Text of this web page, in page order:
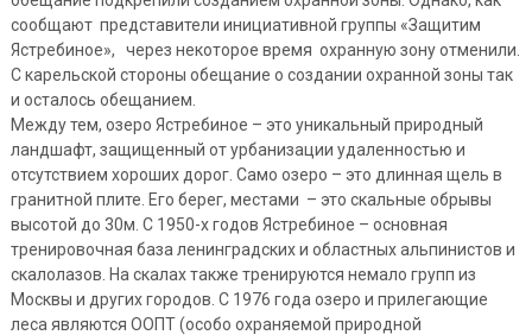
сообщают представители инициативной группы «Защитим
Ястребиное», через некоторое время охранную зону отменили.
С карельской стороны обещание о создании охранной зоны так
и осталось обещанием.
Между тем, озеро Ястребиное – это уникальный природный
ландшафт, защищенный от урбанизации удаленностью и
отсутствием хороших дорог. Само озеро – это длинная щель в
гранитной плите. Его берег, местами – это скальные обрывы
высотой до 30м. С 1950-х годов Ястребиное – основная
тренировочная база ленинградских и областных альпинистов и
скалолазов. На скалах также тренируются немало групп из
Москвы и других городов. С 1976 года озеро и прилегающие
леса являются ООПТ (особо охраняемой природной